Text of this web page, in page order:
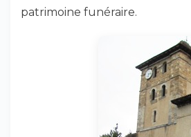
patrimoine funéraire.